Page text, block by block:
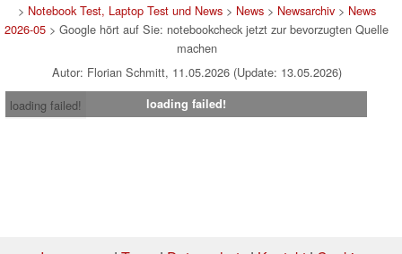
> Notebook Test, Laptop Test und News> News> Newsarchiv> News
2026-05 > Google hört auf Sie: notebookcheck jetzt zur bevorzugten Quelle
machen
Autor: Florian Schmitt, 11.05.2026 (Update: 13.05.2026)
loading failed!
loading failed!